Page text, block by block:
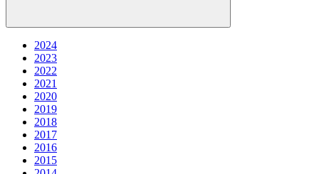
2024
2023
2022
2021
2020
2019
2018
2017
2016
2015